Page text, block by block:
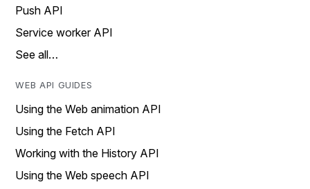
Push API
Service worker API
See all…
WEB API GUIDES
Using the Web animation API
Using the Fetch API
Working with the History API
Using the Web speech API